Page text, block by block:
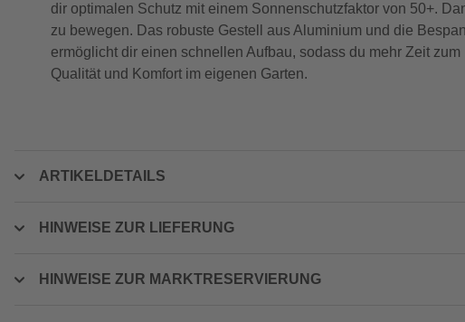
dir optimalen Schutz mit einem Sonnenschutzfaktor von 50+.
zu bewegen. Das robuste Gestell aus Aluminium und die
ermöglicht dir einen schnellen Aufbau, sodass du mehr Zeit
Qualität und Komfort im eigenen Garten.
ARTIKELDETAILS
HINWEISE ZUR LIEFERUNG
HINWEISE ZUR MARKTRESERVIERUNG